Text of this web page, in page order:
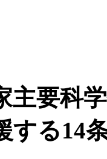
主要科
する14